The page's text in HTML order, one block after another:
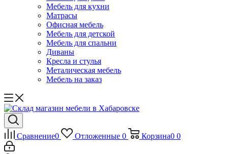
Мебель для кухни
Матрасы
Офисная мебель
Мебель для детской
Мебель для спальни
Диваны
Кресла и стулья
Металическая мебель
Мебель на заказ
Сравнение0 Отложенные 0 Корзина0 0